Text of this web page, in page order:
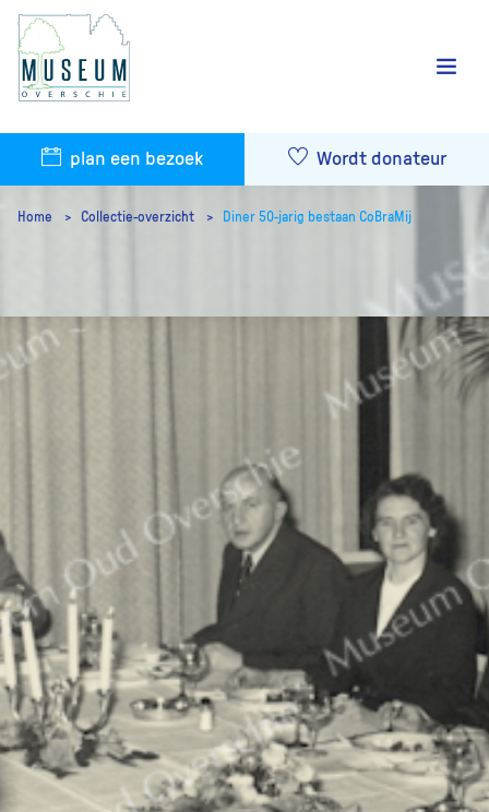
plan een bezoek Wordt donateur
Home Collectie-overzicht Diner 50-jarig bestaan CoBraMij